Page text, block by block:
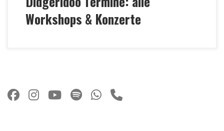
Workshops & Konzerte